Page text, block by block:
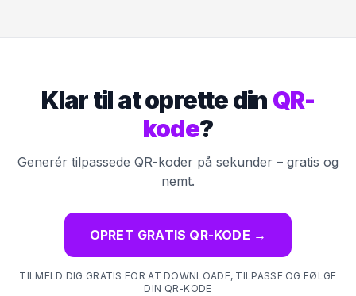
Klar til at oprette din QR-
kode?
Generér tilpassede QR-koder på sekunder – gratis og
nemt.
OPRET GRATIS QR-KODE →
TILMELD DIG GRATIS FOR AT DOWNLOADE, TILPASSE OG FØLGE
DIN QR-KODE